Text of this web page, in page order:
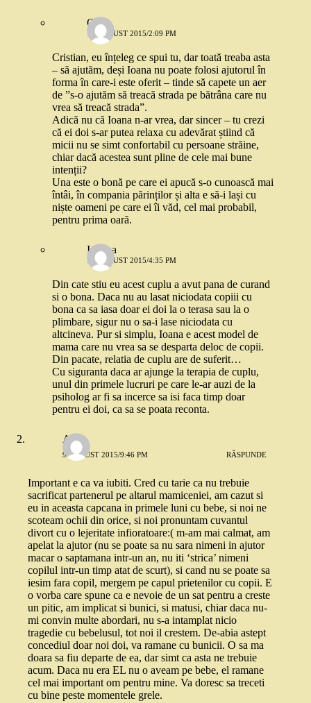
Greta
10 AUGUST 2015/2:09 PM
Cristian, eu înțeleg ce spui tu, dar toată treaba asta
– să ajutăm, deși Ioana nu poate folosi ajutorul în
forma în care-i este oferit – tinde să capete un aer
de ”s-o ajutăm să treacă strada pe bătrâna care nu
vrea să treacă strada”.
Adică nu că Ioana n-ar vrea, dar sincer – tu crezi
că ei doi s-ar putea relaxa cu adevărat știind că
micii nu se simt confortabil cu persoane străine,
chiar dacă acestea sunt pline de cele mai bune
intenții?
Una este o bonă pe care ei apucă s-o cunoască mai
întâi, în compania părinților și alta e să-i lași cu
niște oameni pe care ei îi văd, cel mai probabil,
pentru prima oară.
Iuliana
10 AUGUST 2015/4:35 PM
Din cate stiu eu acest cuplu a avut pana de curand
si o bona. Daca nu au lasat niciodata copiii cu
bona ca sa iasa doar ei doi la o terasa sau la o
plimbare, sigur nu o sa-i lase niciodata cu
altcineva. Pur si simplu, Ioana e acest model de
mama care nu vrea sa se desparta deloc de copii.
Din pacate, relatia de cuplu are de suferit…
Cu siguranta daca ar ajunge la terapia de cuplu,
unul din primele lucruri pe care le-ar auzi de la
psiholog ar fi sa incerce sa isi faca timp doar
pentru ei doi, ca sa se poata reconta.
Anne
9 AUGUST 2015/9:46 PM RĂSPUNDE
Important e ca va iubiti. Cred cu tarie ca nu trebuie
sacrificat partenerul pe altarul mamiceniei, am cazut si
eu in aceasta capcana in primele luni cu bebe, si noi ne
scoteam ochii din orice, si noi pronuntam cuvantul
divort cu o lejeritate infioratoare:( m-am mai calmat, am
apelat la ajutor (nu se poate sa nu sara nimeni in ajutor
macar o saptamana intr-un an, nu iti ‘strica’ nimeni
copilul intr-un timp atat de scurt), si cand nu se poate sa
iesim fara copil, mergem pe capul prietenilor cu copii. E
o vorba care spune ca e nevoie de un sat pentru a creste
un pitic, am implicat si bunici, si matusi, chiar daca nu-
mi convin multe abordari, nu s-a intamplat nicio
tragedie cu bebelusul, tot noi il crestem. De-abia astept
concediul doar noi doi, va ramane cu bunicii. O sa ma
doara sa fiu departe de ea, dar simt ca asta ne trebuie
acum. Daca nu era EL nu o aveam pe bebe, el ramane
cel mai important om pentru mine. Va doresc sa treceti
cu bine peste momentele grele.